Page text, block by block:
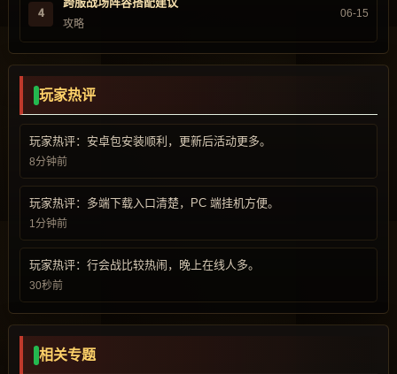
4
攻略
06-15
玩家热评
玩家热评：安卓包安装顺利，更新后活动更多。
8分钟前
玩家热评：多端下载入口清楚，PC 端挂机方便。
1分钟前
玩家热评：行会战比较热闹，晚上在线人多。
30秒前
相关专题